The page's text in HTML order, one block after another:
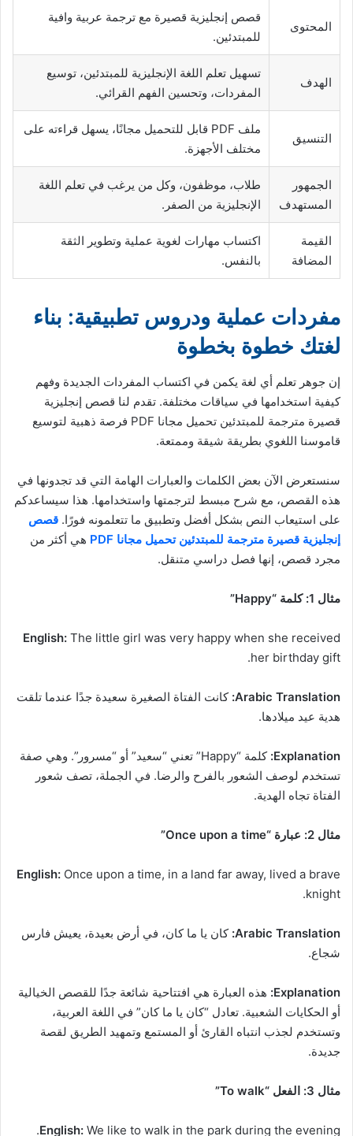
المحتوى
قصص إنجليزية قصيرة مع ترجمة عربية وافية
للمبتدئين.
الهدف
تسهيل تعلم اللغة الإنجليزية للمبتدئين، توسيع
المفردات، وتحسين الفهم القرائي.
التنسيق
ملف PDF قابل للتحميل مجانًا، يسهل قراءته على
مختلف الأجهزة.
الجمهور
المستهدف
طلاب، موظفون، وكل من يرغب في تعلم اللغة
الإنجليزية من الصفر.
القيمة
المضافة
اكتساب مهارات لغوية عملية وتطوير الثقة
بالنفس.
مفردات عملية ودروس تطبيقية: بناء
لغتك خطوة بخطوة
إن جوهر تعلم أي لغة يكمن في اكتساب المفردات الجديدة وفهم
كيفية استخدامها في سياقات مختلفة. تقدم لنا قصص إنجليزية
قصيرة مترجمة للمبتدئين تحميل مجانا PDF فرصة ذهبية لتوسيع
قاموسنا اللغوي بطريقة شيقة وممتعة.
سنستعرض الآن بعض الكلمات والعبارات الهامة التي قد تجدونها في
هذه القصص، مع شرح مبسط لترجمتها واستخدامها. هذا سيساعدكم
على استيعاب النص بشكل أفضل وتطبيق ما تتعلمونه فورًا. قصص
إنجليزية قصيرة مترجمة للمبتدئين تحميل مجانا PDF
هي أكثر من
مجرد قصص، إنها فصل دراسي متنقل.
مثال 1: كلمة “Happy”
English: The little girl was very happy when she received
her birthday gift.
Arabic Translation: كانت الفتاة الصغيرة سعيدة جدًا عندما تلقت
هدية عيد ميلادها.
Explanation:
كلمة “Happy” تعني “سعيد” أو “مسرور”. وهي صفة
تستخدم لوصف الشعور بالفرح والرضا. في الجملة، تصف شعور
الفتاة تجاه الهدية.
مثال 2: عبارة “Once upon a time”
English: Once upon a time, in a land far away, lived a brave
knight.
Arabic Translation: كان يا ما كان، في أرض بعيدة، يعيش فارس
شجاع.
Explanation: هذه العبارة هي افتتاحية شائعة جدًا للقصص الخيالية
أو الحكايات الشعبية. تعادل “كان يا ما كان” في اللغة العربية،
وتستخدم لجذب انتباه القارئ أو المستمع وتمهيد الطريق لقصة
جديدة.
مثال 3: الفعل “To walk”
English: We like to walk in the park during the evening.